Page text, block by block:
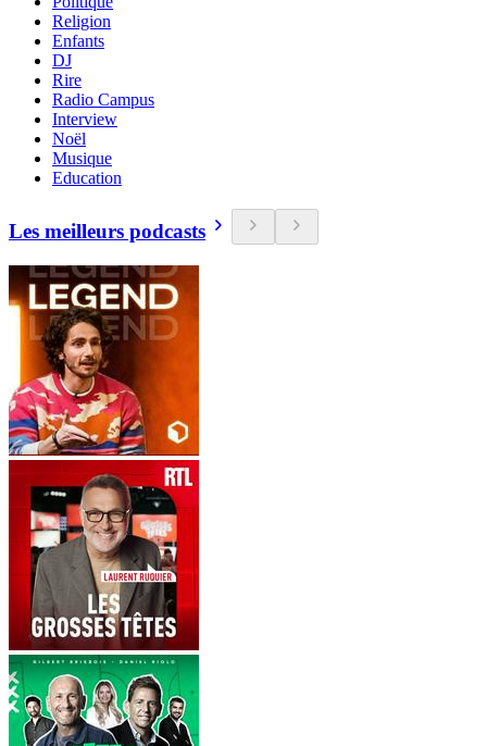
Religion
Enfants
DJ
Rire
Radio Campus
Interview
Noël
Musique
Education
Les meilleurs podcasts